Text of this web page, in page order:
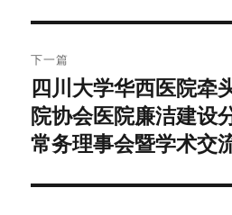
航
章：
下一篇
下
篇
文
四川大学华西医院牵
院协会医院廉洁建设
常务理事会暨学术交